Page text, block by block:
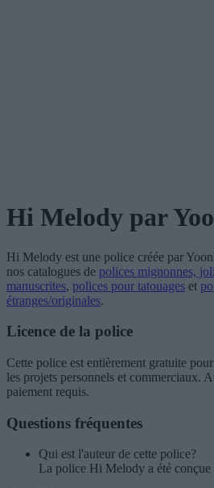
Hi Melody par
Hi Melody est une police créée par
nos catalogues de polices mignonnes,
manuscrites, polices pour tatouages et
étranges/originales.
Licence de la police
Cette police est entièrement gratuite
les projets personnels et commerciaux.
paiement requis.
Questions fréquentes
Qui est l'auteur de cette police?
La police Hi Melody a été